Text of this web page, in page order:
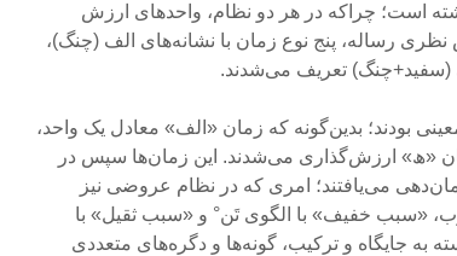
است؛ چراکه در هر دو نظام، واحدهای ارزش
رساله، پنج نوع زمان با نشانه‌های الف (چنگ)،
(سفید+چنگ) تعریف می­‌شدند.
بودند؛ بدین‌گونه که زمان «الف» معادل یک واحد،
«ھ» ارزش‌گذاری می­‌شدند. این زمان‌ها سپس در
می‌یافتند؛ امری که در نظام عروضی نیز
«سبب خفیف» با الگوی تَن° و «سبب ثقیل» با
به جایگاه و ترکیب، گونه‌ها و دگره‌های متعددی